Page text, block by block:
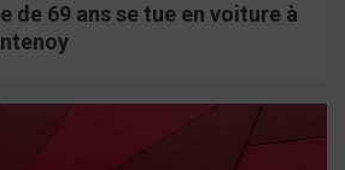
de 69 ans se tue en voiture à